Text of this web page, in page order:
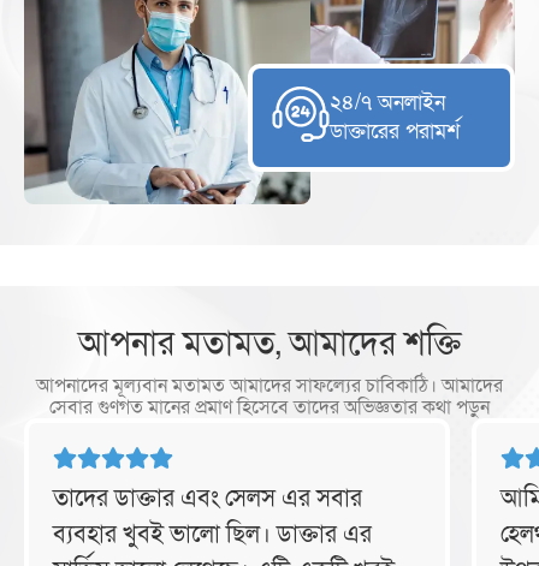
২৪/৭ অনলাইন
ডাক্তারের পরামর্শ
আপনার মতামত, আমাদের শক্তি
আপনাদের মূল্যবান মতামত আমাদের সাফল্যের চাবিকাঠি। আমাদের
সেবার গুণগত মানের প্রমাণ হিসেবে তাদের অভিজ্ঞতার কথা পড়ুন
তাদের ডাক্তার এবং সেলস এর সবার
ব্যবহার খুবই ভালো ছিল। ডাক্তার এর